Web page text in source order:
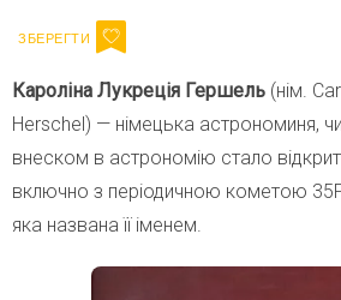
Кароліна Лукреція Гершель (нім.
Herschel) — німецька астрономиня,
внеском в астрономію стало
включно з періодичною кометою
яка названа її іменем.